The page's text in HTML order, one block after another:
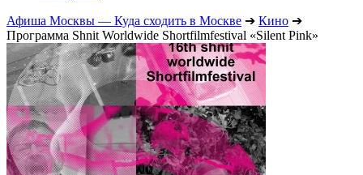
Афиша Москвы — Куда сходить в Москве ➔ Кино ➔
Программа Shnit Worldwide Shortfilmfestival «Silent Pink»